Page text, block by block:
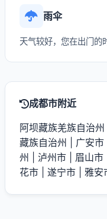
雨伞
天气较好，您在出门的
成都市附近
阿坝藏族羌族自治州
藏族自治州
广安市
州
泸州市 眉山市
花市
遂宁市 雅安